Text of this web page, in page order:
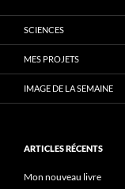
SCIENCES
MES PROJETS
IMAGE DE LA SEMAINE
ARTICLES RÉCENTS
Mon nouveau livre